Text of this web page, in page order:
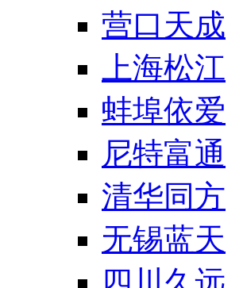
营口天成
上海松江
蚌埠依爱
尼特富通
清华同方
无锡蓝天